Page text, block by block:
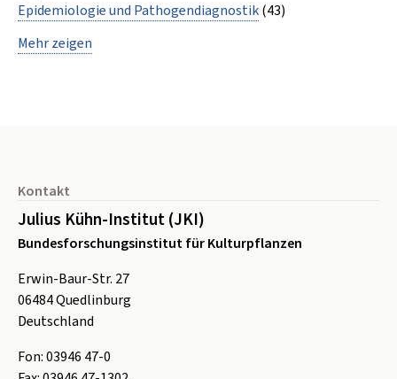
Epidemiologie und Pathogendiagnostik(43)
Mehr zeigen
Kontakt
Julius Kühn-Institut (JKI)
Bundesforschungsinstitut für Kulturpflanzen
Erwin-Baur-Str. 27
06484Quedlinburg
Deutschland
Fon:03946 47-0